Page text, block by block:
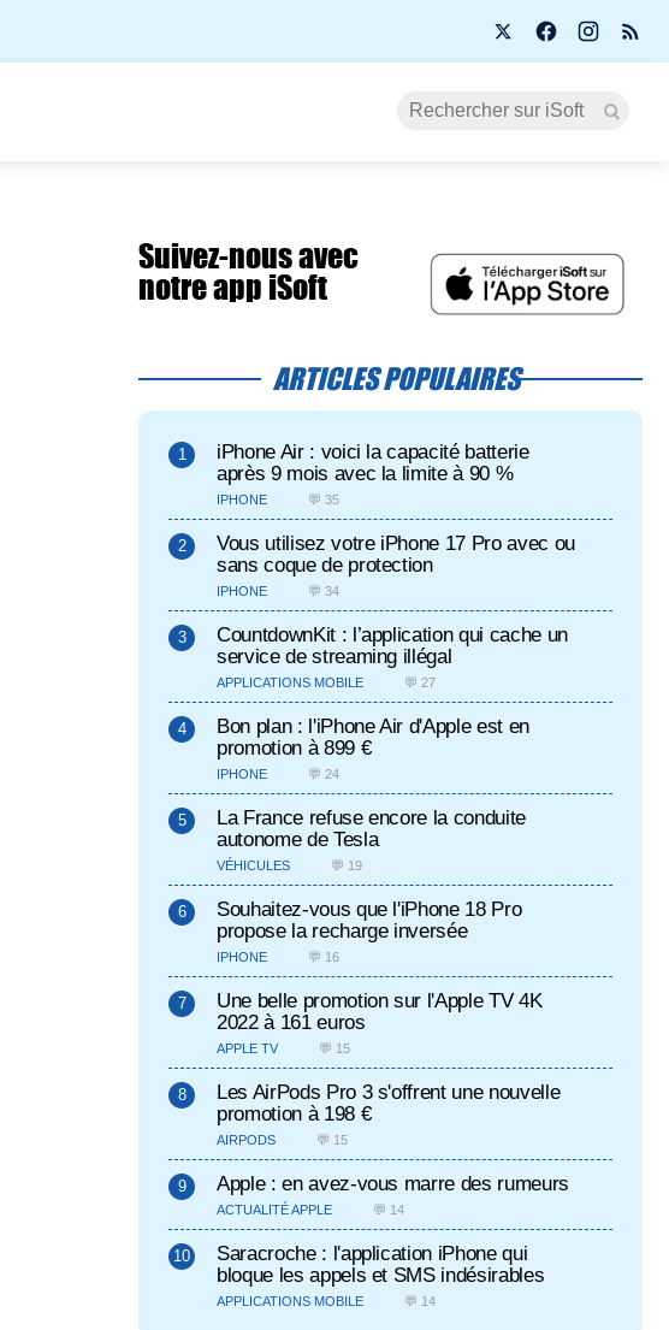
Suivez-nous avec
notre app iSoft
ARTICLES POPULAIRES
iPhone Air : voici la capacité batterie
après 9 mois avec la limite à 90 %
IPHONE 💬 35
Vous utilisez votre iPhone 17 Pro avec ou
sans coque de protection
IPHONE 💬 34
CountdownKit : l’application qui cache un
service de streaming illégal
APPLICATIONS MOBILE 💬 27
Bon plan : l'iPhone Air d'Apple est en
promotion à 899 €
IPHONE 💬 24
La France refuse encore la conduite
autonome de Tesla
VÉHICULES 💬 19
Souhaitez-vous que l'iPhone 18 Pro
propose la recharge inversée
IPHONE 💬 16
Une belle promotion sur l'Apple TV 4K
2022 à 161 euros
APPLE TV 💬 15
Les AirPods Pro 3 s'offrent une nouvelle
promotion à 198 €
AIRPODS 💬 15
Apple : en avez-vous marre des rumeurs
ACTUALITÉ APPLE 💬 14
Saracroche : l'application iPhone qui
bloque les appels et SMS indésirables
APPLICATIONS MOBILE 💬 14